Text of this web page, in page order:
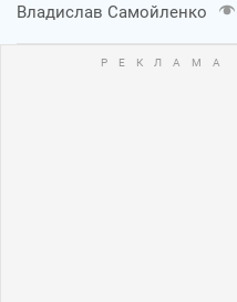
Владислав Самойленко